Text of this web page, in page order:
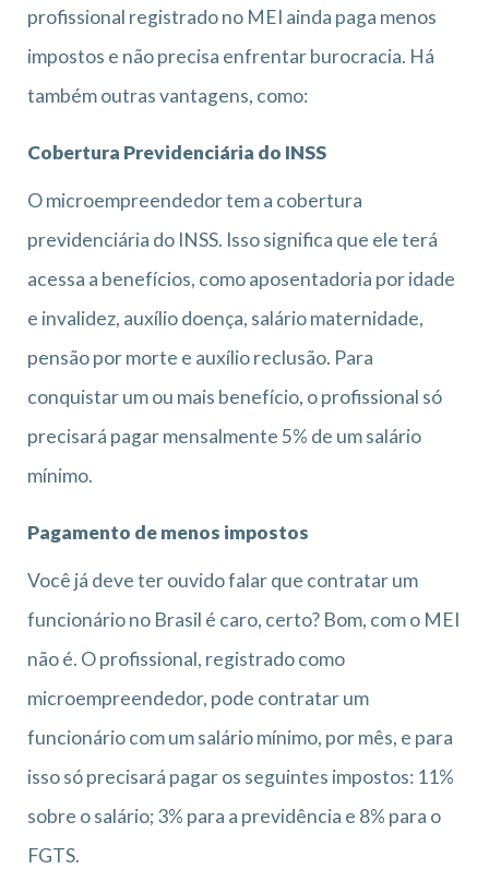
profissional registrado no MEI ainda paga menos
impostos e não precisa enfrentar burocracia. Há
também outras vantagens, como:
Cobertura Previdenciária do INSS
O microempreendedor tem a cobertura
previdenciária do INSS. Isso significa que ele terá
acessa a benefícios, como aposentadoria por idade
e invalidez, auxílio doença, salário maternidade,
pensão por morte e auxílio reclusão. Para
conquistar um ou mais benefício, o profissional só
precisará pagar mensalmente 5% de um salário
mínimo.
Pagamento de menos impostos
Você já deve ter ouvido falar que contratar um
funcionário no Brasil é caro, certo? Bom, com o MEI
não é. O profissional, registrado como
microempreendedor, pode contratar um
funcionário com um salário mínimo, por mês, e para
isso só precisará pagar os seguintes impostos: 11%
sobre o salário; 3% para a previdência e 8% para o
FGTS.